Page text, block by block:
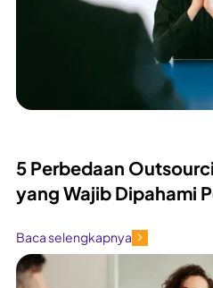
5 Perbedaan
yang Wajib Dipahami
Baca selengkapnya